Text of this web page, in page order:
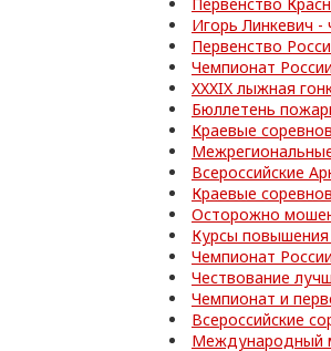
Игорь Линкевич
Первенство
Чемпионат
XXXIX лыжная
Бюллетень
Краевые
Всероссийские
Краевые
Осторожно
Курсы
Чемпионат
Чествование
Чемпионат и
Всероссийские
Международный